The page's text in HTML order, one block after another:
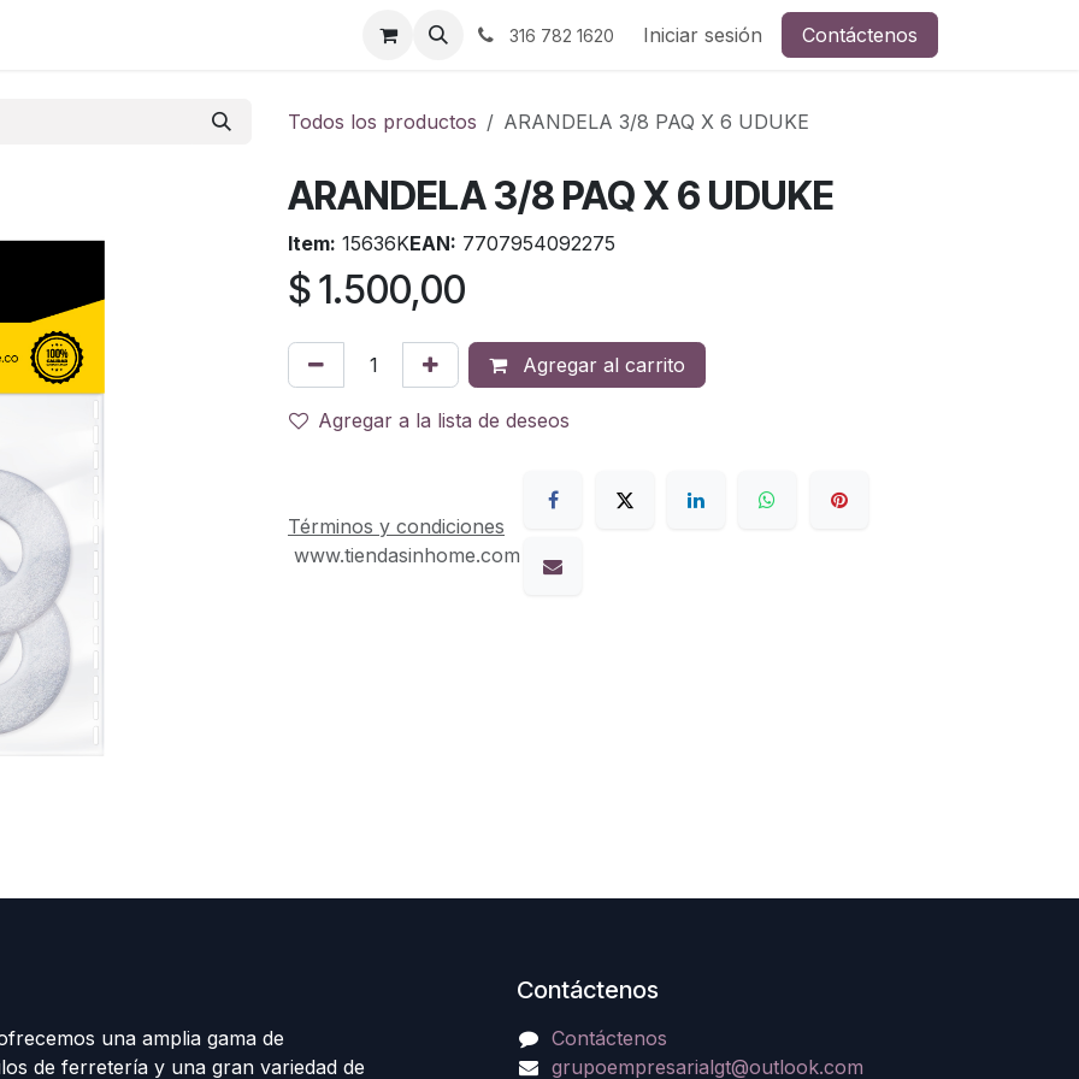
316 782 1620 Iniciar sesión Contáctenos
Todos los productos ARANDELA 3/8 PAQ X 6 UDUKE
ARANDELA 3/8 PAQ X 6 UDUKE
Item: 15636KEAN: 7707954092275
$1.500,00
Agregar al carrito
Agregar a la lista de deseos
Términos y condiciones
www.tiendasinhome.com
una amplia gama de
de ferretería y una gran variedad de
Contáctenos
Contáctenos
grupoempresarialgt@outlook.com